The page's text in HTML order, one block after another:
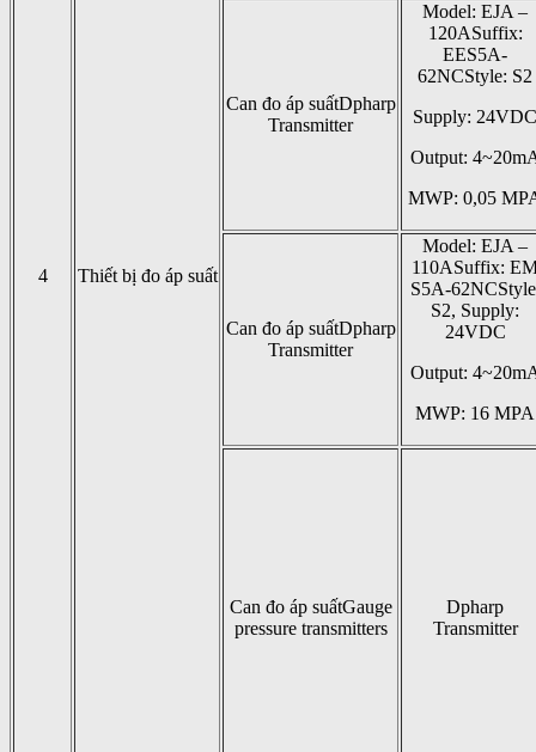
4 Thiết bị đo áp suất
Can đo áp suấtDpharp
Transmitter
Model: EJA –
120ASuffix:
EES5A-
62NCStyle: S2
Supply: 24VDC
Output:
MWP: 0,05
Can đo áp suấtDpharp
Transmitter
Model: EJA –
110ASuffix:
S5A-
S2, Supply:
24VDC
Output:
MWP: 16 MPA
Can đo áp suấtGauge
pressure transmitters
Dpharp
Transmitter